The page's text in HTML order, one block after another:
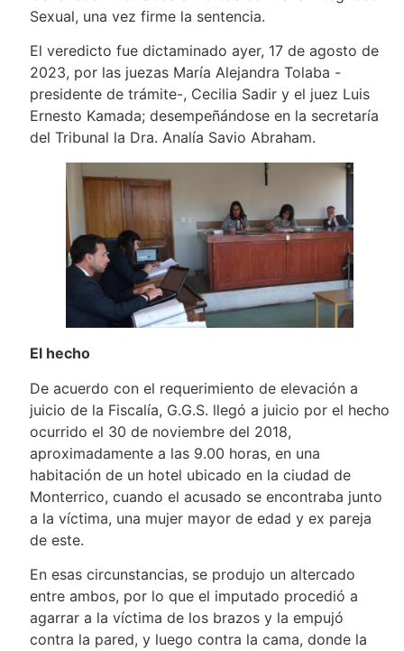
Sexual, una vez firme la sentencia.
El veredicto fue dictaminado ayer, 17 de agosto de
2023, por las juezas María Alejandra Tolaba -
presidente de trámite-, Cecilia Sadir y el juez Luis
Ernesto Kamada; desempeñándose en la secretaría
del Tribunal la Dra. Analía Savio Abraham.
El hecho
De acuerdo con el requerimiento de elevación a
juicio de la Fiscalía, G.G.S. llegó a juicio por el hecho
ocurrido el 30 de noviembre del 2018,
aproximadamente a las 9.00 horas, en una
habitación de un hotel ubicado en la ciudad de
Monterrico, cuando el acusado se encontraba junto
a la víctima, una mujer mayor de edad y ex pareja
de este.
En esas circunstancias, se produjo un altercado
entre ambos, por lo que el imputado procedió a
agarrar a la víctima de los brazos y la empujó
contra la pared, y luego contra la cama, donde la